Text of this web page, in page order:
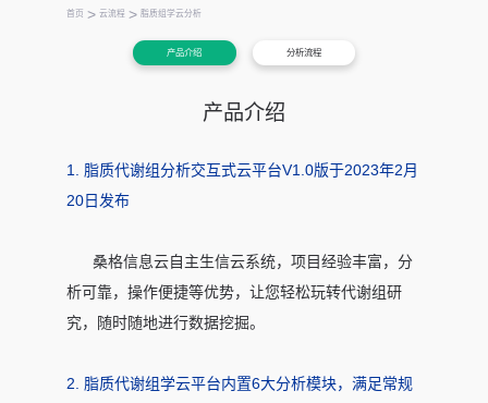
首页 > 云流程 > 脂质组学云分析
产品介绍 分析流程
产品介绍
1. 脂质代谢组分析交互式云平台V1.0版于2023年2月
20日发布
桑格信息云自主生信云系统，项目经验丰富，分
析可靠，操作便捷等优势，让您轻松玩转代谢组研
究，随时随地进行数据挖掘。
2. 脂质代谢组学云平台内置6大分析模块，满足常规